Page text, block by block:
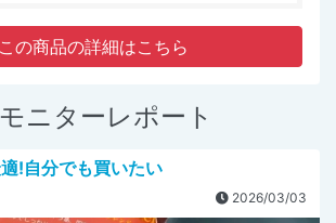
この商品の詳細はこちら
ニターレポート
!自分でも買いたい
2026/03/03